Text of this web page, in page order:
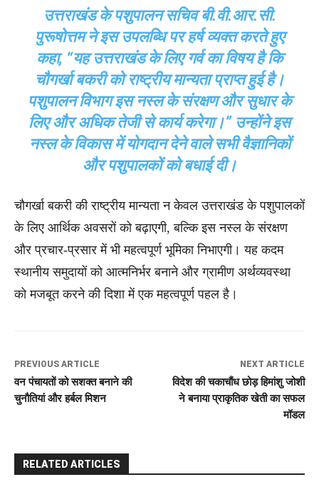
उत्तराखंड के पशुपालन सचिव बी.वी.आर.सी.
पुरूषोत्तम ने इस उपलब्धि पर हर्ष व्यक्त करते हुए
कहा, “यह उत्तराखंड के लिए गर्व का विषय है कि
चौगर्खा बकरी को राष्ट्रीय मान्यता प्राप्त हुई है।
पशुपालन विभाग इस नस्ल के संरक्षण और सुधार के
लिए और अधिक तेजी से कार्य करेगा।” उन्होंने इस
नस्ल के विकास में योगदान देने वाले सभी वैज्ञानिकों
और पशुपालकों को बधाई दी।
चौगर्खा बकरी की राष्ट्रीय मान्यता न केवल उत्तराखंड के पशुपालकों
के लिए आर्थिक अवसरों को बढ़ाएगी, बल्कि इस नस्ल के संरक्षण
और प्रचार-प्रसार में भी महत्वपूर्ण भूमिका निभाएगी। यह कदम
स्थानीय समुदायों को आत्मनिर्भर बनाने और ग्रामीण अर्थव्यवस्था
को मजबूत करने की दिशा में एक महत्वपूर्ण पहल है।
PREVIOUS ARTICLE
वन पंचायतों को सशक्त बनाने की
चुनौतियां और हर्बल मिशन
NEXT ARTICLE
विदेश की चकाचौंध छोड़ हिमांशु जोशी
ने बनाया प्राकृतिक खेती का सफल
मॉडल
RELATED ARTICLES